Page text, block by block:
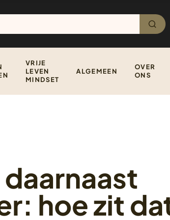
VRIJE
LEVEN
MINDSET
ALGEMEEN
OVER
ONS
hoe zit